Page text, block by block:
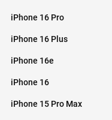
iPhone 16 Pro
iPhone 16 Plus
iPhone 16e
iPhone 16
iPhone 15 Pro Max